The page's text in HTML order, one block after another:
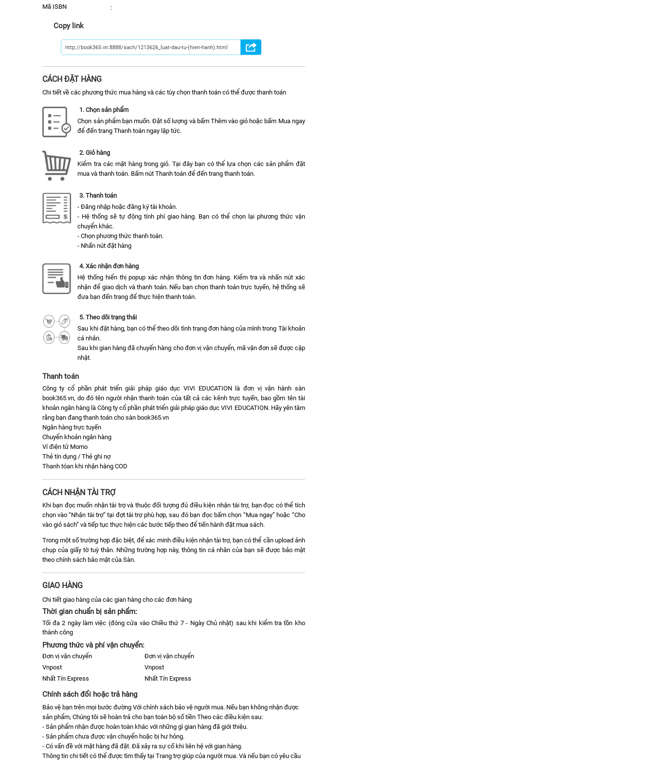
Mã ISBN
:
Copy link
CÁCH ĐẶT HÀNG
Chi tiết về các phương thức mua hàng và các tùy chọn thanh toán có thể được thanh toán
1. Chọn sản phẩm
Chọn sản phẩm bạn muốn. Đặt số lượng và bấm Thêm vào giỏ hoặc bấm Mua ngay
để đến trang Thanh toán ngay lập tức.
2. Giỏ hàng
Kiểm tra các mặt hàng trong giỏ. Tại đây bạn có thể lựa chọn các sản phẩm đặt
mua và thanh toán. Bấm nút Thanh toán để đến trang thanh toán.
3. Thanh toán
- Đăng nhập hoặc đăng ký tài khoản.
- Hệ thống sẽ tự động tính phí giao hàng. Bạn có thể chọn lại phương thức vận
chuyển khác.
- Chọn phương thức thanh toán.
- Nhấn nút đặt hàng
4. Xác nhận đơn hàng
Hệ thống hiển thị popup xác nhận thông tin đơn hàng. Kiểm tra và nhấn nút xác
nhận để giao dịch và thanh toán. Nếu bạn chọn thanh toán trực tuyến, hệ thống sẽ
đưa bạn đến trang để thực hiện thanh toán.
5. Theo dõi trạng thái
Sau khi đặt hàng, bạn có thể theo dõi tình trạng đơn hàng của mình trong Tài khoản
cá nhân.
Sau khi gian hàng đã chuyển hàng cho đơn vị vận chuyển, mã vận đơn sẽ được cập
nhật.
Thanh toán
Công ty cổ phần phát triển giải pháp giáo dục VIVI EDUCATION là đơn vị vận hành sàn
book365.vn, do đó tên người nhận thanh toán của tất cả các kênh trực tuyến, bao gồm tên tài
khoản ngân hàng là Công ty cổ phần phát triển giải pháp giáo dục VIVI EDUCATION. Hãy yên tâm
rằng bạn đang thanh toán cho sàn book365.vn
Ngân hàng trực tuyến
Chuyển khoản ngân hàng
Ví điện tử Momo
Thẻ tín dụng / Thẻ ghi nợ
Thanh tóan khi nhận hàng COD
CÁCH NHẬN TÀI TRỢ
Khi bạn đọc muốn nhận tài trợ và thuộc đối tượng đủ điều kiện nhận tài trợ, bạn đọc có thể tích
chọn vào “Nhận tài trợ” tại đợt tài trợ phù hợp, sau đó bạn đọc bấm chọn “Mua ngay” hoặc “Cho
vào giỏ sách” và tiếp tục thực hiện các bước tiếp theo để tiến hành đặt mua sách.
Trong một số trường hợp đặc biệt, để xác minh điều kiện nhận tài trợ, bạn có thể cần upload ảnh
chụp của giấy tờ tuỳ thân. Những trường hợp này, thông tin cá nhân của bạn sẽ được bảo mật
theo chính sách bảo mật của Sàn.
GIAO HÀNG
Chi tiết giao hàng của các gian hàng cho các đơn hàng
Thời gian chuẩn bị sản phẩm:
Tối đa 2 ngày làm việc (đóng cửa vào Chiều thứ 7 - Ngày Chủ nhật) sau khi kiểm tra tồn kho
thành công
Phương thức và phí vận chuyển:
Đơn vị vận chuyển
Vnpost
Nhất Tín Express
Đơn vị vận chuyển
Vnpost
Nhất Tín Express
Chính sách đổi hoặc trả hàng
Bảo vệ bạn trên mọi bước đường Với chính sách bảo vệ người mua. Nếu bạn không nhận được
sản phẩm, Chúng tôi sẽ hoàn trả cho bạn toàn bộ số tiền Theo các điều kiện sau:
- Sản phẩm nhận được hoàn toàn khác với những gì gian hàng đã giới thiệu.
- Sản phẩm chưa được vận chuyển hoặc bị hư hỏng.
- Có vấn đề với mặt hàng đã đặt. Đã xảy ra sự cố khi liên hệ với gian hàng.
Thông tin chi tiết có thể được tìm thấy tại Trang trợ giúp của người mua. Và nếu bạn có yêu cầu